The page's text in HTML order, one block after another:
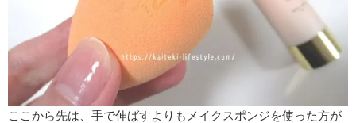
ここから先は、手で伸ばすよりもメイクスポンジを使った方が